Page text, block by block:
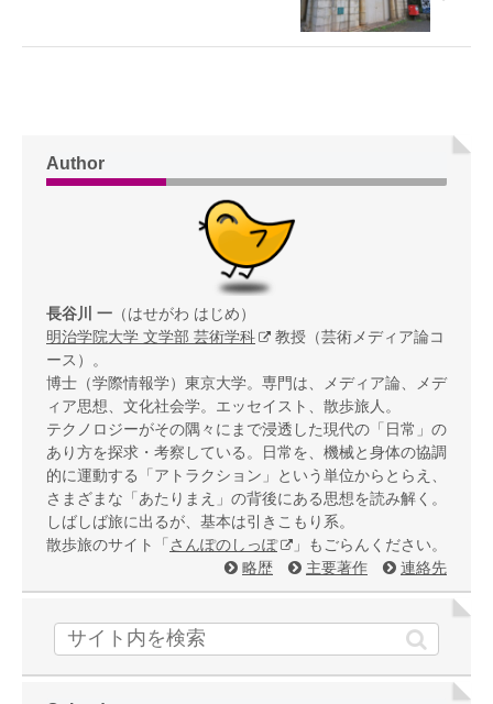
Author
長谷川 一 （はせがわ はじめ）
明治学院大学 文学部 芸術学科
教授（芸術メディア論コ
ース）。
博士（学際情報学）東京大学。専門は、メディア論、メデ
ィア思想、文化社会学。エッセイスト、散歩旅人。
テクノロジーがその隅々にまで浸透した現代の「日常」の
あり方を探求・考察している。日常を、機械と身体の協調
的に運動する「アトラクション」という単位からとらえ、
さまざまな「あたりまえ」の背後にある思想を読み解く。
しばしば旅に出るが、基本は引きこもり系。
散歩旅のサイト「 さんぽのしっぽ
」もごらんください。
略歴
主要著作 連絡先